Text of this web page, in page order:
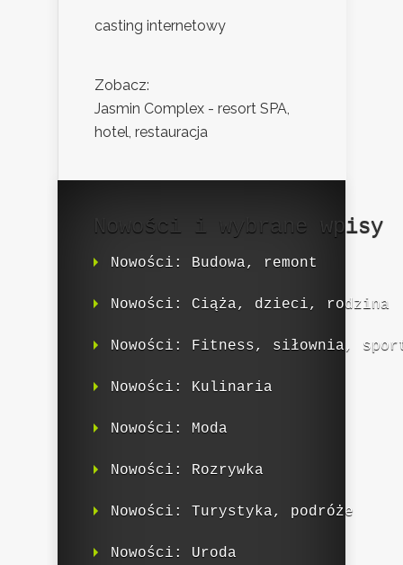
casting internetowy
Zobacz:
Jasmin Complex - resort SPA,
hotel, restauracja
Nowości i wybrane wpisy
Nowości: Budowa, remont
Nowości: Ciąża, dzieci, rodzina
Nowości: Fitness, siłownia,
Nowości: Kulinaria
Nowości: Moda
Nowości: Rozrywka
Nowości: Turystyka, podróże
Nowości: Uroda